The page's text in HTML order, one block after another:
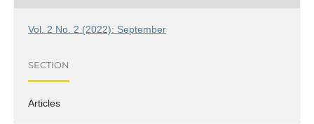
Vol. 2 No. 2 (2022): September
SECTION
Articles